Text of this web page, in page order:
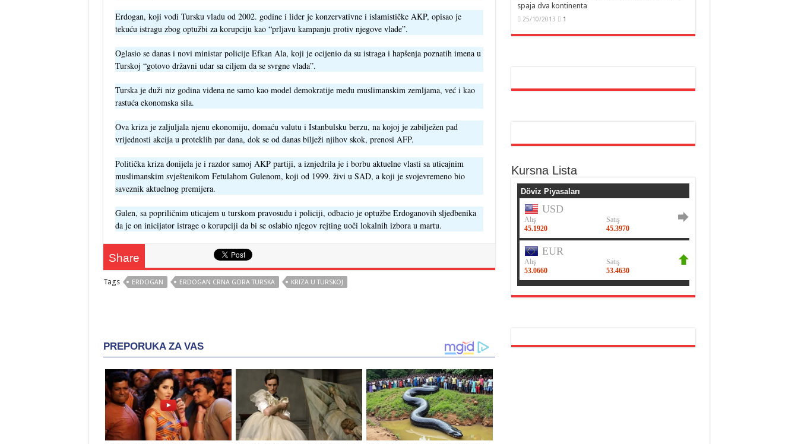
Erdogan, koji vodi Tursku vladu od 2002. godine i lider je konzervativne i islamističke AKP, opisao je
tekuću istragu zbog optužbi za korupciju kao “prljavu kampanju protiv njegove vlade”.
Oglasio se danas i novi ministar policije Efkan Ala, koji je ocijenio da su istraga i hapšenja poznatih imena u
Turskoj “gotovo državni udar sa ciljem da se svrgne vlada”.
Turska je duži niz godina viđena ne samo kao model demokratije među muslimanskim zemljama, već i kao
rastuća ekonomska sila.
Ova kriza je zaljuljala njenu ekonomiju, domaću valutu i Istanbulsku berzu, na kojoj je zabilježen pad
vrijednosti akcija u proteklih par dana, dok se od danas bilježi njihov skok, prenosi AFP.
Politička kriza donijela je i razdor samoj AKP partiji, a iznjedrila je i borbu aktuelne vlasti sa uticajnim
muslimanskim svještenikom Fetulahom Gulenom, koji od 1999. živi u SAD, a koji je svojevremeno bio
saveznik aktuelnog premijera.
Gulen, sa popriličnim uticajem u turskom pravosuđu i policiji, odbacio je optužbe Erdoganovih sljedbenika
da je on inicijator istrage o korupciji da bi se oslabio njegov rejting uoči lokalnih izbora u martu.
Share
Tags ERDOGAN ERDOGAN CRNA GORA TURSKA KRIZA U TURSKOJ
spaja dva kontinenta
25/10/2013 1
Kursna Lista